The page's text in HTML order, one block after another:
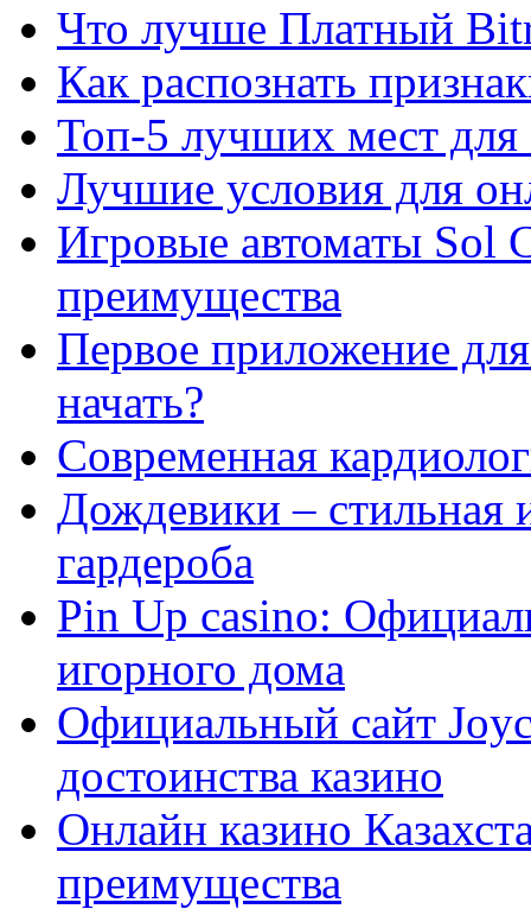
Что лучше Платный
Как распознать
Топ-5 лучших мест для
Лучшие условия для
Игровые автоматы Sol
преимущества
Первое приложение
начать?
Современная
Дождевики – стильная
гардероба
Pin Up casino:
игорного дома
Официальный сайт
достоинства казино
Онлайн казино
преимущества